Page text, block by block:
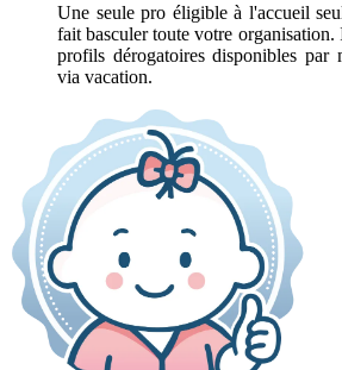
Une seule pro éligible à l'accueil
fait basculer toute votre
profils dérogatoires disponibles par
via vacation.